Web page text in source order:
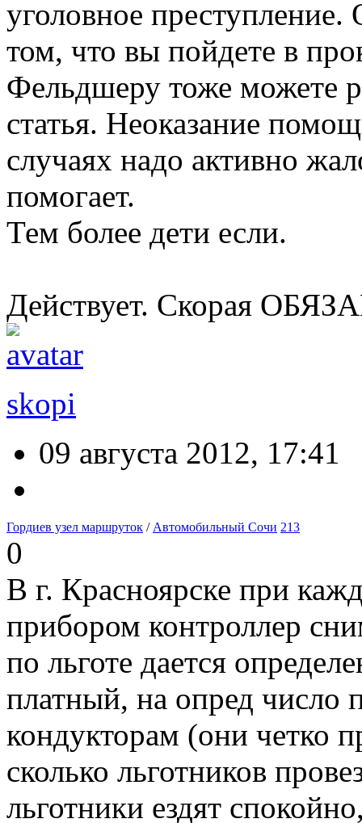
уголовное
том, что вы пойдете в
Фельдшеру тоже можете
статья. Неоказание
случаях надо активно
помогает.
Тем более дети если.
Действует. Скорая
skopi
09 августа 2012, 17:41
Гордиев узел маршруток / Автомобильный Сочи 213
0
В г. Красноярске при
прибором контроллер
по льготе дается
платный, на опред число
кондукторам (они четко
сколько льготников
льготники ездят